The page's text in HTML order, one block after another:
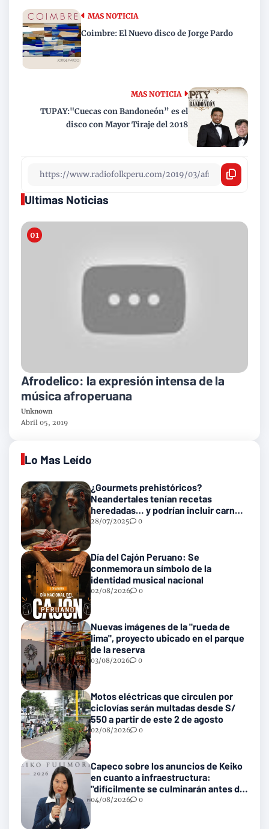
MAS NOTICIA
TUPAY:"Cuecas con Bandoneón” es el
disco con Mayor Tiraje del 2018
MAS NOTICIA
Coimbre: El Nuevo disco de Jorge Pardo
Ultimas Noticias
Afrodelico: la expresión intensa de la
música afroperuana
Unknown
Abril 05, 2019
Lo Mas Leído
¿Gourmets prehistóricos?
Neandertales tenían recetas
heredadas… y podrían incluir carne
con gusanos
28/07/2025 0
Día del Cajón Peruano: Se
conmemora un símbolo de la
identidad musical nacional
02/08/2026 0
Nuevas imágenes de la "rueda de
lima", proyecto ubicado en el parque
de la reserva
03/08/2026 0
Motos eléctricas que circulen por
ciclovías serán multadas desde S/
550 a partir de este 2 de agosto
02/08/2026 0
Capeco sobre los anuncios de Keiko
en cuanto a infraestructura:
"difícilmente se culminarán antes del
2031"
04/08/2026 0